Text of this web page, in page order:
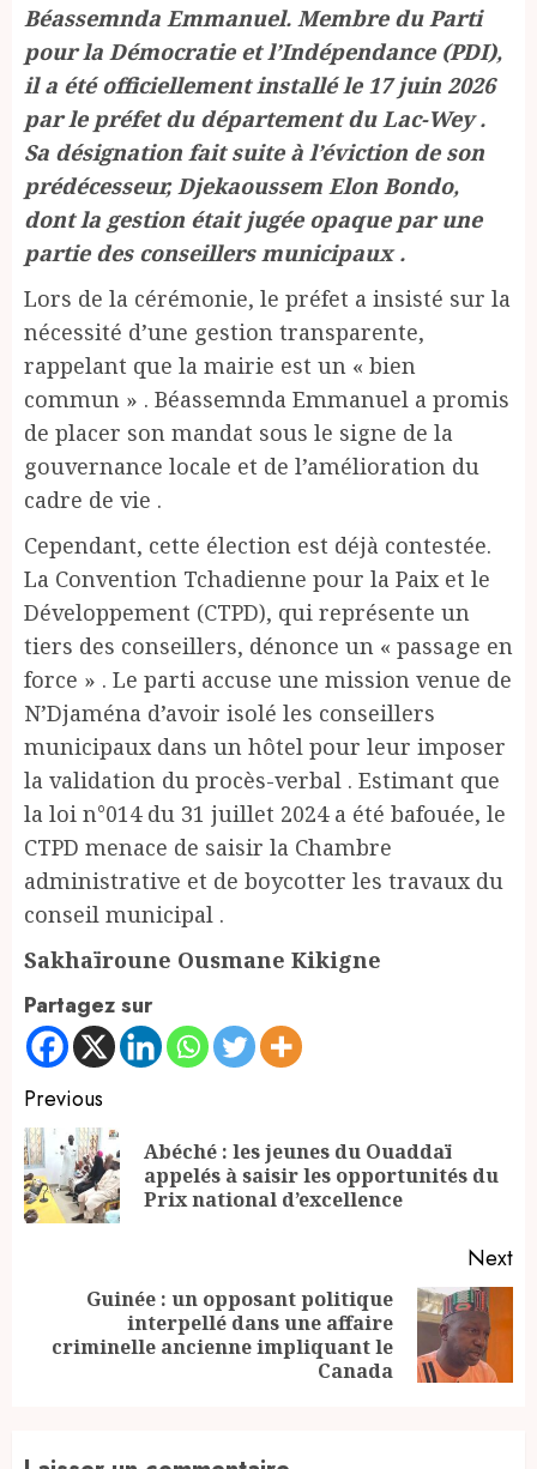
Béassemnda Emmanuel. Membre du Parti
pour la Démocratie et l’Indépendance (PDI),
il a été officiellement installé le 17 juin 2026
par le préfet du département du Lac-Wey .
Sa désignation fait suite à l’éviction de son
prédécesseur, Djekaoussem Elon Bondo,
dont la gestion était jugée opaque par une
partie des conseillers municipaux .
Lors de la cérémonie, le préfet a insisté sur la
nécessité d’une gestion transparente,
rappelant que la mairie est un « bien
commun » . Béassemnda Emmanuel a promis
de placer son mandat sous le signe de la
gouvernance locale et de l’amélioration du
cadre de vie .
Cependant, cette élection est déjà contestée.
La Convention Tchadienne pour la Paix et le
Développement (CTPD), qui représente un
tiers des conseillers, dénonce un « passage en
force » . Le parti accuse une mission venue de
N’Djaména d’avoir isolé les conseillers
municipaux dans un hôtel pour leur imposer
la validation du procès-verbal . Estimant que
la loi n°014 du 31 juillet 2024 a été bafouée, le
CTPD menace de saisir la Chambre
administrative et de boycotter les travaux du
conseil municipal .
Sakhaïroune Ousmane Kikigne
Partagez sur
Continue
Reading
Previous
Abéché : les jeunes du Ouaddaï
appelés à saisir les opportunités du
Prix national d’excellence
Next
post:
Guinée : un opposant politique
interpellé dans une affaire
criminelle ancienne impliquant le
Canada